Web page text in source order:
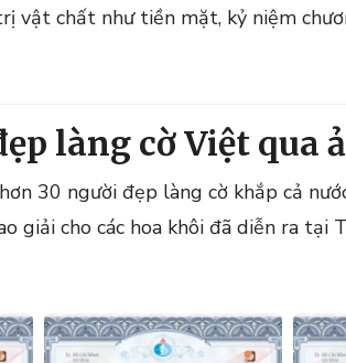
vật chất như tiền mặt, kỷ niệm
làng cờ Việt qua
30 người đẹp làng cờ khắp cả
giải cho các hoa khôi đã diễn ra tại